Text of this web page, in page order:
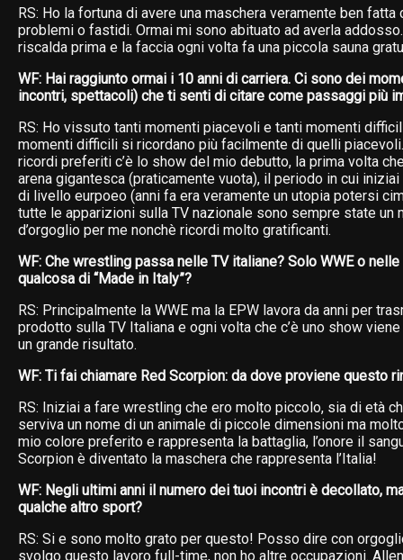
RS: Ho la fortuna di avere una maschera veramente ben fatta
problemi o fastidi. Ormai mi sono abituato ad averla
riscalda prima e la faccia ogni volta fa una piccola sauna
WF: Hai raggiunto ormai i 10 anni di carriera. Ci sono dei
incontri, spettacoli) che ti senti di citare come passaggi più
RS: Ho vissuto tanti momenti piacevoli e tanti momenti
momenti difficili si ricordano più facilmente di quelli
ricordi preferiti c’è lo show del mio debutto, la prima volta
arena gigantesca (praticamente vuota), il periodo in cui
di livello eurpoeo (anni fa era veramente un utopia potersi
tutte le apparizioni sulla TV nazionale sono sempre state un
d’orgoglio per me nonchè ricordi molto gratificanti.
WF: Che wrestling passa nelle TV italiane? Solo WWE o
qualcosa di “Made in Italy”?
RS: Principalmente la WWE ma la EPW lavora da anni per
prodotto sulla TV Italiana e ogni volta che c’è uno show
un grande risultato.
WF: Ti fai chiamare Red Scorpion: da dove proviene questo
RS: Iniziai a fare wrestling che ero molto piccolo, sia di età
serviva un nome di un animale di piccole dimensioni ma
mio colore preferito e rappresenta la battaglia, l’onore il
Scorpion è diventato la maschera che rappresenta l’Italia!
WF: Negli ultimi anni il numero dei tuoi incontri è decollato,
qualche altro sport?
RS: Si e sono molto grato per questo! Posso dire con
svolgo questo lavoro full-time, non ho altre occupazioni.